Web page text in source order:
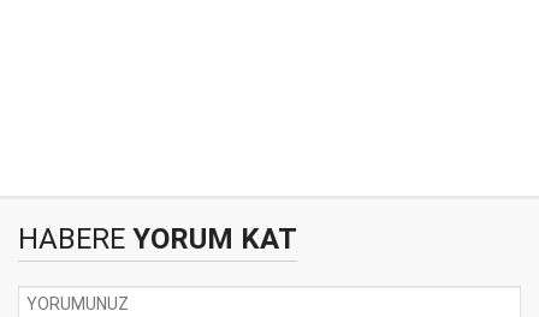
HABERE YORUM KAT